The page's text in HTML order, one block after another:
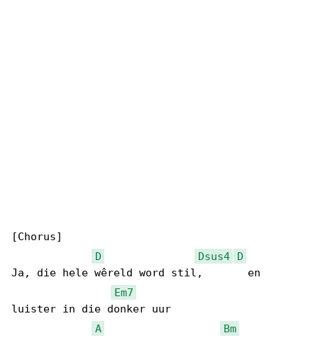
[Chorus]
D
Dsus4
D
Ja, die hele wêreld word stil,       en
Em7
luister in die donker uur
A
Bm